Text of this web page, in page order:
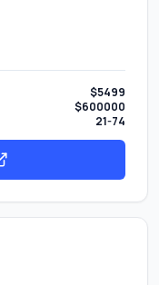
$5499
$600000
21-74